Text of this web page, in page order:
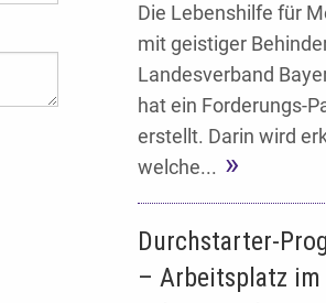
Die Lebenshilfe für
mit geistiger
Landesverband
hat ein Forderungs-
erstellt. Darin wird
welche...
Durchstarter-
– Arbeitsplatz im